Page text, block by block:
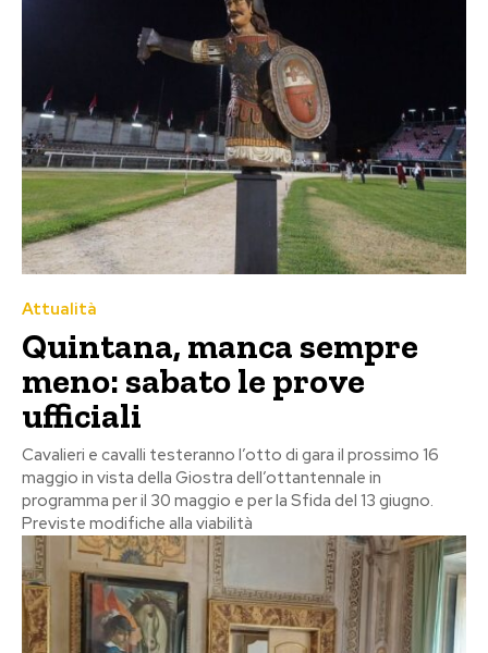
Attualità
Quintana, manca sempre
meno: sabato le prove
ufficiali
Cavalieri e cavalli testeranno l’otto di gara il prossimo 16
maggio in vista della Giostra dell’ottantennale in
programma per il 30 maggio e per la Sfida del 13 giugno.
Previste modifiche alla viabilità